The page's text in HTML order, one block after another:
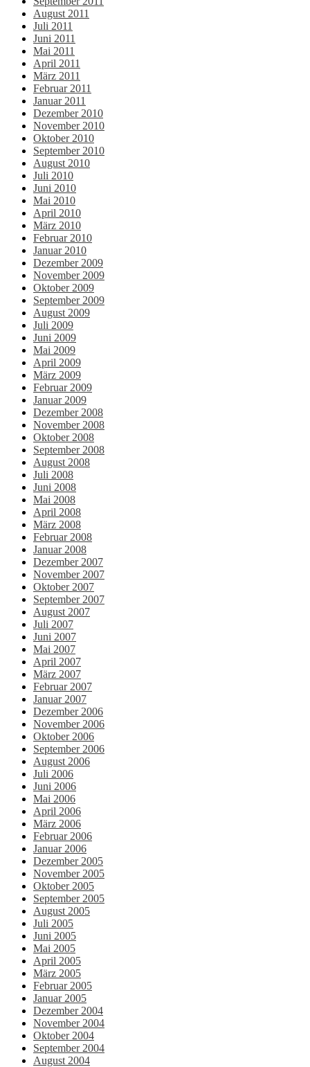
August 2011
Juli 2011
Juni 2011
Mai 2011
April 2011
März 2011
Februar 2011
Januar 2011
Dezember 2010
November 2010
Oktober 2010
September 2010
August 2010
Juli 2010
Juni 2010
Mai 2010
April 2010
März 2010
Februar 2010
Januar 2010
Dezember 2009
November 2009
Oktober 2009
September 2009
August 2009
Juli 2009
Juni 2009
Mai 2009
April 2009
März 2009
Februar 2009
Januar 2009
Dezember 2008
November 2008
Oktober 2008
September 2008
August 2008
Juli 2008
Juni 2008
Mai 2008
April 2008
März 2008
Februar 2008
Januar 2008
Dezember 2007
November 2007
Oktober 2007
September 2007
August 2007
Juli 2007
Juni 2007
Mai 2007
April 2007
März 2007
Februar 2007
Januar 2007
Dezember 2006
November 2006
Oktober 2006
September 2006
August 2006
Juli 2006
Juni 2006
Mai 2006
April 2006
März 2006
Februar 2006
Januar 2006
Dezember 2005
November 2005
Oktober 2005
September 2005
August 2005
Juli 2005
Juni 2005
Mai 2005
April 2005
März 2005
Februar 2005
Januar 2005
Dezember 2004
November 2004
Oktober 2004
September 2004
August 2004